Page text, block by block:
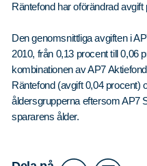
Räntefond har oförändrad avgift
Den genomsnittliga avgiften i
2010, från 0,13 procent till 0,06
kombinationen av AP7
Räntefond (avgift 0,04 procent)
åldersgrupperna eftersom AP7
spararens ålder.